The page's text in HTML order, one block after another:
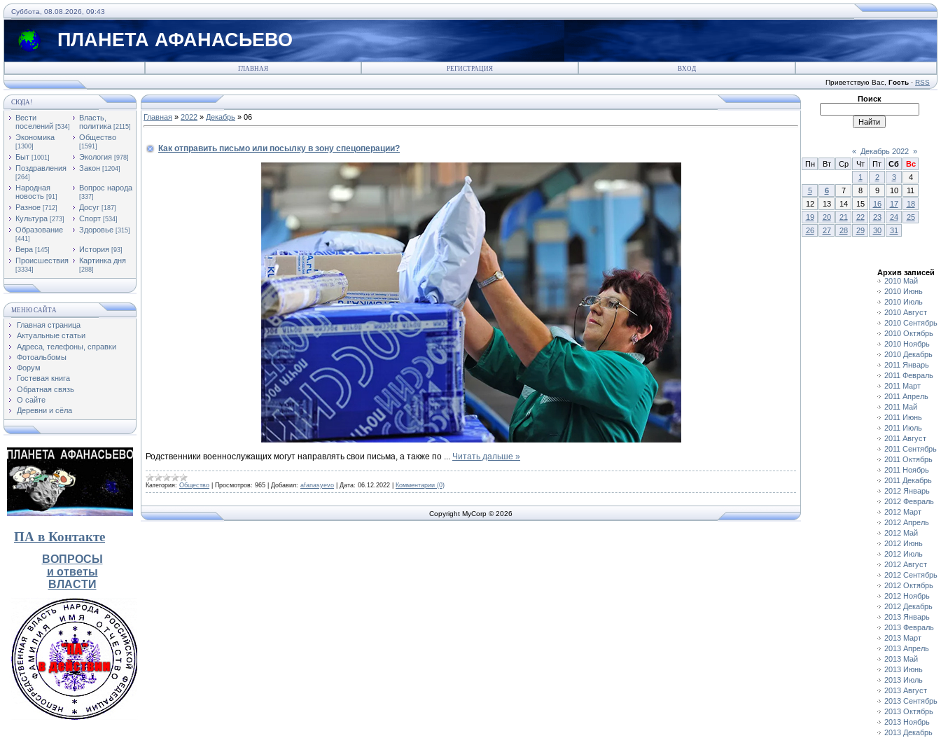
Суббота, 08.08.2026, 09:43
ПЛАНЕТА АФАНАСЬЕВО
ГЛАВНАЯ РЕГИСТРАЦИЯ ВХОД
Приветствую Вас Гость · RSS
СЮДА!
Вести
поселений [534]
Власть,
политика [2115]
Экономика
[1300]
Общество
[1591]
Быт [1001] Экология [978]
Поздравления
[264]
Закон [1204]
Народная
новость [91]
Вопрос народа
[337]
Разное [712] Досуг [187]
Культура [273] Спорт [534]
Образование
[441]
Здоровье [315]
Вера [145] История [93]
Происшествия
[3334]
Картинка дня
[288]
МЕНЮ САЙТА
Главная страница
Актуальные статьи
Адреса, телефоны, справки
Фотоальбомы
Форум
Гостевая книга
Обратная связь
О сайте
Деревни и сёла
ПА в Контакте
ВОПРОСЫ
и ответы
ВЛАСТИ
Главная » 2022 » Декабрь » 06
Как отправить письмо или посылку в зону спецоперации?
Родственники военнослужащих могут направлять свои письма, а также по Читать дальше »
Категория: Общество Просмотров: 965 Добавил: afanasyevo Дата: 06.12.2022 Комментарии (0)
Copyright MyCorp © 2026
Поиск
« Декабрь 2022 »
Пн
Вт Ср Чт Пт Сб
Вс
1
2 3
4
5
6 7 8 9 10
11
12
13 14 15 16 17
18
19
20 21 22 23 24
25
26
27 28 29 30 31
Архив записей
2010 Май
2010 Июнь
2010 Июль
2010 Август
2010 Сентябрь
2010 Октябрь
2010 Ноябрь
2010 Декабрь
2011 Январь
2011 Февраль
2011 Март
2011 Апрель
2011 Май
2011 Июнь
2011 Июль
2011 Август
2011 Сентябрь
2011 Октябрь
2011 Ноябрь
2011 Декабрь
2012 Январь
2012 Февраль
2012 Март
2012 Апрель
2012 Май
2012 Июнь
2012 Июль
2012 Август
2012 Сентябрь
2012 Октябрь
2012 Ноябрь
2012 Декабрь
2013 Январь
2013 Февраль
2013 Март
2013 Апрель
2013 Май
2013 Июнь
2013 Июль
2013 Август
2013 Сентябрь
2013 Октябрь
2013 Ноябрь
2013 Декабрь